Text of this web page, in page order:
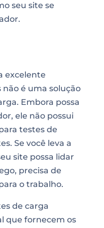
seu site se
excelente
é uma solução
Embora possa
ele não possui
testes de
Se você leva a
site possa lidar
precisa de
o trabalho.
de carga
que fornecem os